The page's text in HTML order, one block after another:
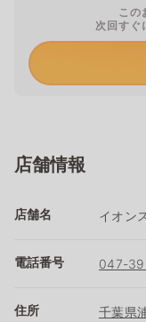
この
次回すぐ
店舗情報
店舗名 イオン
電話番号 047-
住所 千葉県